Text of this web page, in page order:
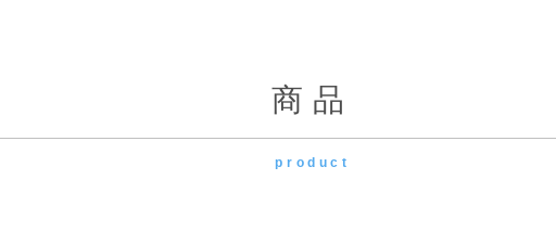
商品
product